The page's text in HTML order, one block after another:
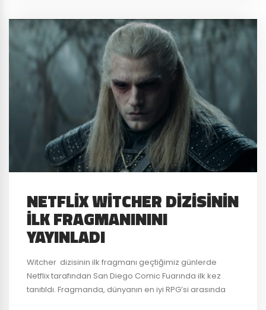
NETFLIX WITCHER DIZISININ
İLK FRAGMANININI
YAYINLADI
Witcher dizisinin ilk fragmanı geçtiğimiz günlerde
Netflix tarafından San Diego Comic Fuarında ilk kez
tanıtıldı. Fragmanda, dünyanın en iyi RPG’si arasında